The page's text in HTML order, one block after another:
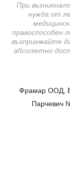
При
нужда от
правоспособен
възприемайте
абсолютно
Фрамар ООД,
Парчевич